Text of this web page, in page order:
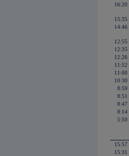
16:20
15:35
14:46
12:55
12:35
12:26
11:52
11:00
10:30
8:59
8:51
8:47
8:14
5:50
15:57
15:31